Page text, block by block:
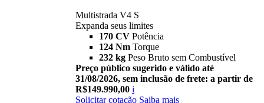
Multistrada V4 S
Expanda seus limites
170 CV Potência
124 Nm Torque
232 kg Peso Bruto sem Combustível
Preço público sugerido e válido até
31/08/2026, sem inclusão de frete: a partir de
R$149.990,00 i
Solicitar cotação Saiba mais